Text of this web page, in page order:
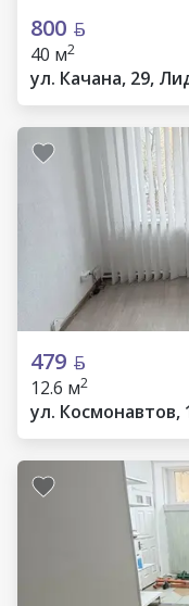
800
40 м2
ул. Качана, 29,
479
12.6 м2
ул. Космонавтов,